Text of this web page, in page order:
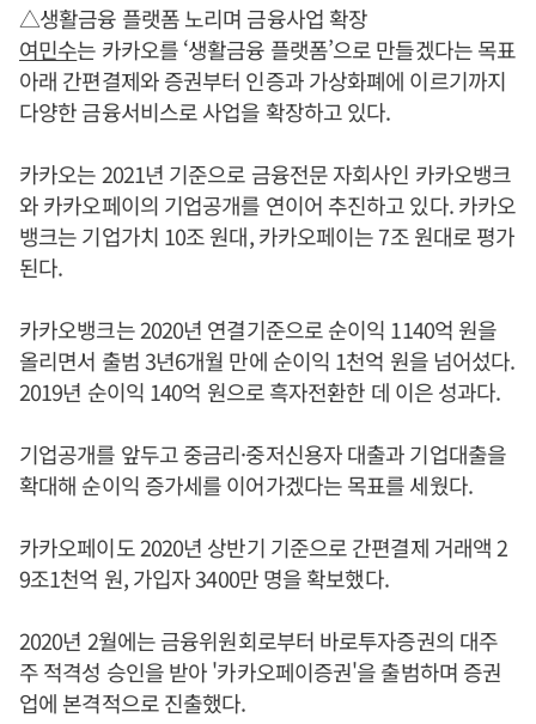
△생활금융 플랫폼 노리며 금융사업 확장
여민수는 카카오를 ‘생활금융 플랫폼’으로 만들겠다는 목표
아래 간편결제와 증권부터 인증과 가상화폐에 이르기까지
다양한 금융서비스로 사업을 확장하고 있다.
카카오는 2021년 기준으로 금융전문 자회사인 카카오뱅크
와 카카오페이의 기업공개를 연이어 추진하고 있다. 카카오
뱅크는 기업가치 10조 원대, 카카오페이는 7조 원대로 평가
된다.
카카오뱅크는 2020년 연결기준으로 순이익 1140억 원을
올리면서 출범 3년6개월 만에 순이익 1천억 원을 넘어섰다.
2019년 순이익 140억 원으로 흑자전환한 데 이은 성과다.
기업공개를 앞두고 중금리·중저신용자 대출과 기업대출을
확대해 순이익 증가세를 이어가겠다는 목표를 세웠다.
카카오페이도 2020년 상반기 기준으로 간편결제 거래액 2
9조1천억 원, 가입자 3400만 명을 확보했다.
2020년 2월에는 금융위원회로부터 바로투자증권의 대주
주 적격성 승인을 받아 '카카오페이증권'을 출범하며 증권
업에 본격적으로 진출했다.